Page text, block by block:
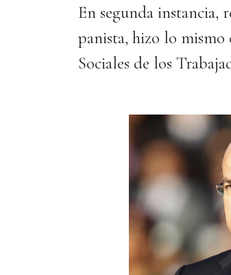
En segunda instancia,
panista, hizo lo
Sociales de los